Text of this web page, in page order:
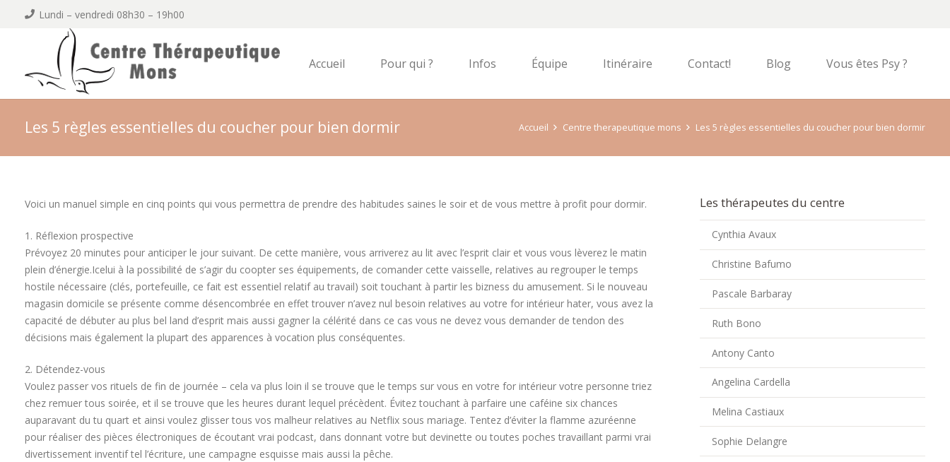
Lundi – vendredi 08h30 – 19h00
Accueil Pour qui ? Infos Équipe Itinéraire Contact! Blog Vous êtes Psy ?
Les 5 règles essentielles du coucher pour bien dormir Accueil Centre therapeutique mons Les 5 règles essentielles du coucher pour bien dormir
Voici un manuel simple en cinq points qui vous permettra de prendre des habitudes saines le soir et de vous mettre à profit pour dormir.
1. Réflexion prospective
Prévoyez 20 minutes pour anticiper le jour suivant. De cette manière, vous arriverez au lit avec l’esprit clair et vous vous lèverez le matin
plein d’énergie.Icelui à la possibilité de s’agir du coopter ses équipements, de comander cette vaisselle, relatives au regrouper le temps
hostile nécessaire (clés, portefeuille, ce fait est essentiel relatif au travail) soit touchant à partir les bizness du amusement. Si le nouveau
magasin domicile se présente comme désencombrée en effet trouver n’avez nul besoin relatives au votre for intérieur hater, vous avez la
capacité de débuter au plus bel land d’esprit mais aussi gagner la célérité dans ce cas vous ne devez vous demander de tendon des
décisions mais également la plupart des apparences à vocation plus conséquentes.
2. Détendez-vous
Voulez passer vos rituels de fin de journée – cela va plus loin il se trouve que le temps sur vous en votre for intérieur votre personne triez
chez remuer tous soirée, et il se trouve que les heures durant lequel précèdent. Évitez touchant à parfaire une caféine six chances
auparavant du tu quart et ainsi voulez glisser tous vos malheur relatives au Netflix sous mariage. Tentez d’éviter la flamme azuréenne
pour réaliser des pièces électroniques de écoutant vrai podcast, dans donnant votre but devinette ou toutes poches travaillant parmi vrai
divertissement inventif tel l’écriture, une campagne esquisse mais aussi la pêche.
Les thérapeutes du centre
Cynthia Avaux
Christine Bafumo
Pascale Barbaray
Ruth Bono
Antony Canto
Angelina Cardella
Melina Castiaux
Sophie Delangre